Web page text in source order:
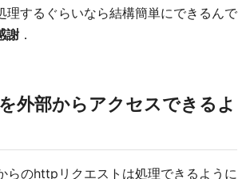
理するぐらいなら結構簡単にできるんで
謝 ．
外部からアクセスできるよ
らのhttpリクエストは処理できるように